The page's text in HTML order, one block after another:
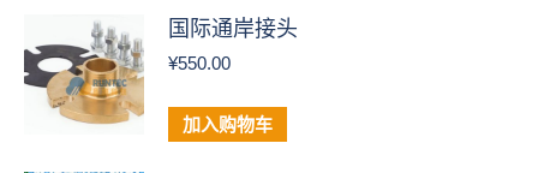
国际通岸接头
¥550.00
加入购物车